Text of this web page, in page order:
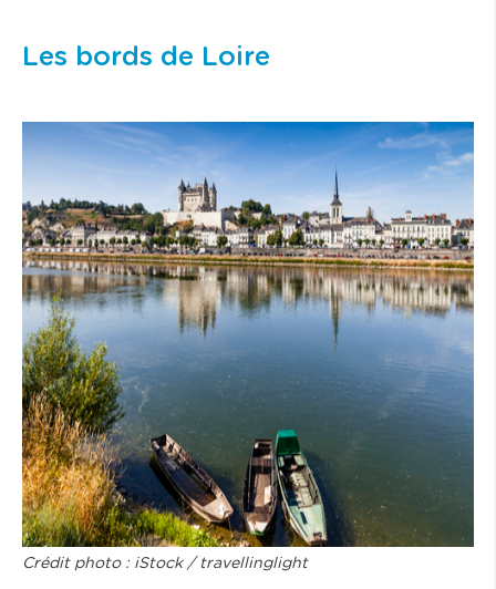
Les bords de Loire
Crédit photo : iStock / travellinglight